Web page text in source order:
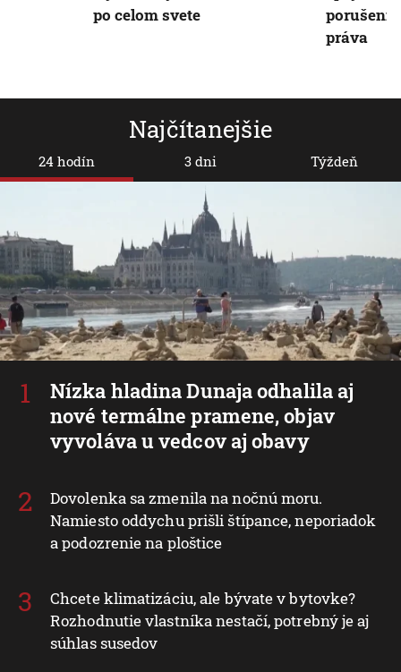
Najčítanejšie
24 hodín
Nízka hladina Dunaja odhalila aj
nové termálne pramene, objav
vyvoláva u vedcov aj obavy
Dovolenka sa zmenila na nočnú moru.
Namiesto oddychu prišli štípance, neporiadok
a podozrenie na ploštice
Chcete klimatizáciu, ale bývate v bytovke?
Rozhodnutie vlastníka nestačí, potrebný je aj
súhlas susedov
3 dni Týždeň
po celom svete
práva